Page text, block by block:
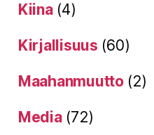
Kiina(4)
Kirjallisuus (60)
Maahanmuutto(2)
Media(72)